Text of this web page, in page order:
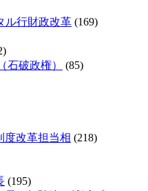
ル行財政改革 (169)
石破政権）
(85)
度改革担当相 (218)
(195)